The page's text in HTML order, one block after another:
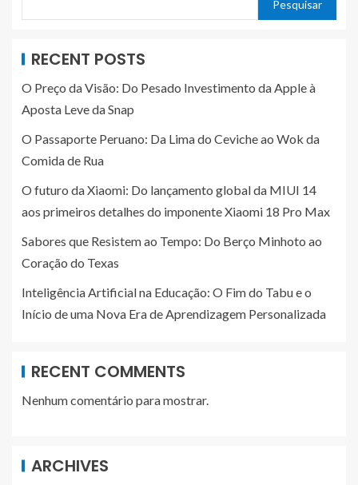
Pesquisar
RECENT POSTS
O Preço da Visão: Do Pesado Investimento da Apple à
Aposta Leve da Snap
O Passaporte Peruano: Da Lima do Ceviche ao Wok da
Comida de Rua
O futuro da Xiaomi: Do lançamento global da MIUI 14
aos primeiros detalhes do imponente Xiaomi 18 Pro Max
Sabores que Resistem ao Tempo: Do Berço Minhoto ao
Coração do Texas
Inteligência Artificial na Educação: O Fim do Tabu e o
Início de uma Nova Era de Aprendizagem Personalizada
RECENT COMMENTS
Nenhum comentário para mostrar.
ARCHIVES